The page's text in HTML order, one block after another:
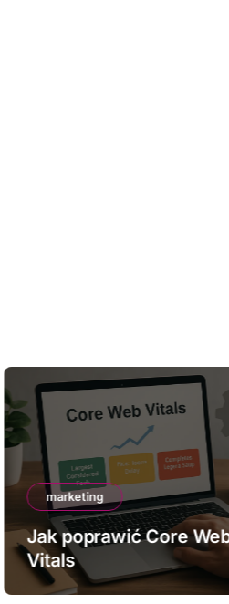
marketing
Jak poprawić Core
Vitals